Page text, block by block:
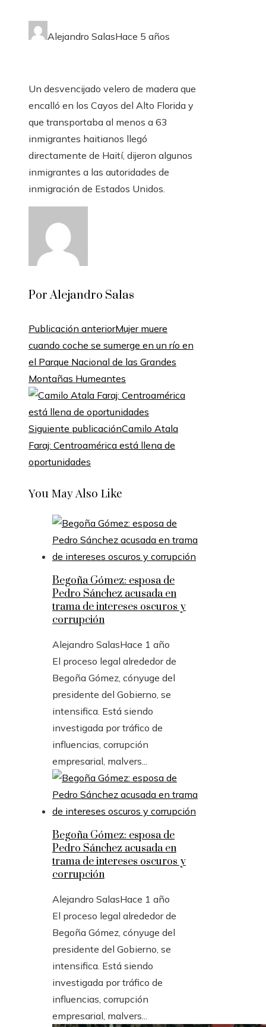
Alejandro SalasHace 5 años
Un desvencijado velero de madera que
encalló en los Cayos del Alto Florida y
que transportaba al menos a 63
inmigrantes haitianos llegó
directamente de Haití, dijeron algunos
inmigrantes a las autoridades de
inmigración de Estados Unidos.
Por Alejandro Salas
Publicación anteriorMujer muere
cuando coche se sumerge en un río en
el Parque Nacional de las Grandes
Montañas Humeantes
Siguiente publicaciónCamilo Atala
Faraj: Centroamérica está llena de
oportunidades
You May Also Like
Begoña Gómez: esposa de
Pedro Sánchez acusada en
trama de intereses oscuros y
corrupción
Alejandro SalasHace 1 año
El proceso legal alrededor de
Begoña Gómez, cónyuge del
presidente del Gobierno, se
intensifica. Está siendo
investigada por tráfico de
influencias, corrupción
empresarial, malvers...
Begoña Gómez: esposa de
Pedro Sánchez acusada en
trama de intereses oscuros y
corrupción
Alejandro SalasHace 1 año
El proceso legal alrededor de
Begoña Gómez, cónyuge del
presidente del Gobierno, se
intensifica. Está siendo
investigada por tráfico de
influencias, corrupción
empresarial, malvers...